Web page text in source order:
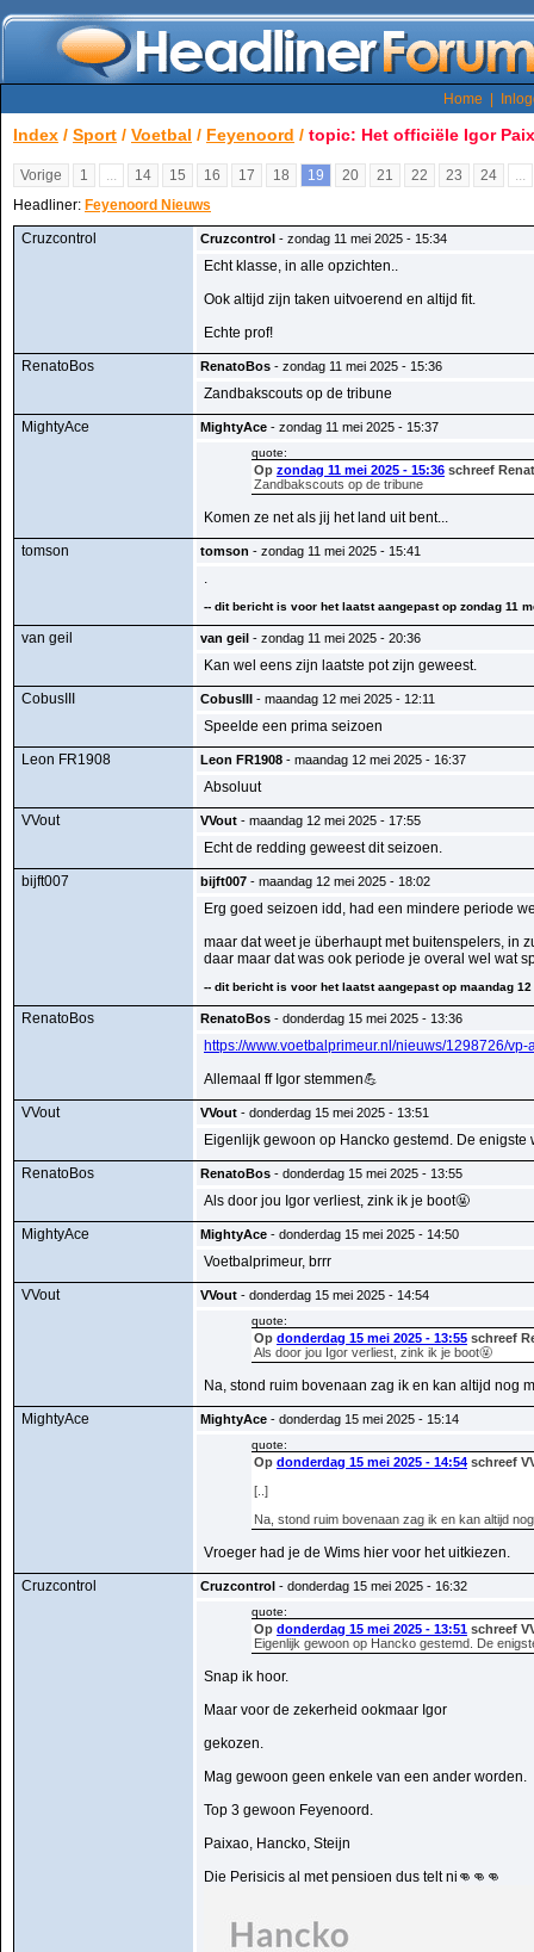
Home
Index / Sport / Voetbal / Feyenoord / topic: Het officiële Igor
Vorige 1 ... 14 15 16 17 18 19 20 21 22 23 24
...
Headliner: Feyenoord Nieuws
Cruzcontrol
Cruzcontrol - zondag 11 mei 2025 - 15:34
Echt klasse, in alle opzichten..
Ook altijd zijn taken uitvoerend en altijd fit.
Echte prof!
RenatoBos
RenatoBos - zondag 11 mei 2025 - 15:36
Zandbakscouts op de tribune
MightyAce
MightyAce - zondag 11 mei 2025 - 15:37
quote:
Op zondag 11 mei 2025 - 15:36 schreef
Zandbakscouts op de tribune
Komen ze net als jij het land uit bent...
tomson
tomson - zondag 11 mei 2025 - 15:41
.
-- dit bericht is voor het laatst aangepast op zondag 11
van geil van geil - zondag 11 mei 2025 - 20:36
Kan wel eens zijn laatste pot zijn geweest.
CobusIII
CobusIII - maandag 12 mei 2025 - 12:11
Speelde een prima seizoen
Leon FR1908
Leon FR1908 - maandag 12 mei 2025 - 16:37
Absoluut
VVout
VVout - maandag 12 mei 2025 - 17:55
Echt de redding geweest dit seizoen.
bijft007
bijft007 - maandag 12 mei 2025 - 18:02
Erg goed seizoen idd, had een mindere periode
maar dat weet je überhaupt met buitenspelers, in
daar maar dat was ook periode je overal wel wat
-- dit bericht is voor het laatst aangepast op maandag
RenatoBos RenatoBos - donderdag 15 mei 2025 - 13:36
https://www.voetbalprimeur.nl/nieuws/1298726/
Allemaal ff Igor stemmen💪
VVout
VVout - donderdag 15 mei 2025 - 13:51
Eigenlijk gewoon op Hancko gestemd. De
RenatoBos
RenatoBos - donderdag 15 mei 2025 - 13:55
Als door jou Igor verliest, zink ik je boot🤬
MightyAce
MightyAce - donderdag 15 mei 2025 - 14:50
Voetbalprimeur, brrr
VVout
VVout - donderdag 15 mei 2025 - 14:54
quote:
Op donderdag 15 mei 2025 - 13:55 schreef
Als door jou Igor verliest, zink ik je boot🤬
Na, stond ruim bovenaan zag ik en kan altijd nog
MightyAce
MightyAce - donderdag 15 mei 2025 - 15:14
quote:
Op donderdag 15 mei 2025 - 14:54 schreef
[..]
Na, stond ruim bovenaan zag ik en kan altijd
Vroeger had je de Wims hier voor het uitkiezen.
Cruzcontrol
Cruzcontrol - donderdag 15 mei 2025 - 16:32
quote:
Op donderdag 15 mei 2025 - 13:51 schreef
Eigenlijk gewoon op Hancko gestemd. De
Snap ik hoor.
Maar voor de zekerheid ookmaar Igor
gekozen.
Mag gewoon geen enkele van een ander worden.
Top 3 gewoon Feyenoord.
Paixao, Hancko, Steijn
Die Perisicis al met pensioen dus telt ni👊👊👊